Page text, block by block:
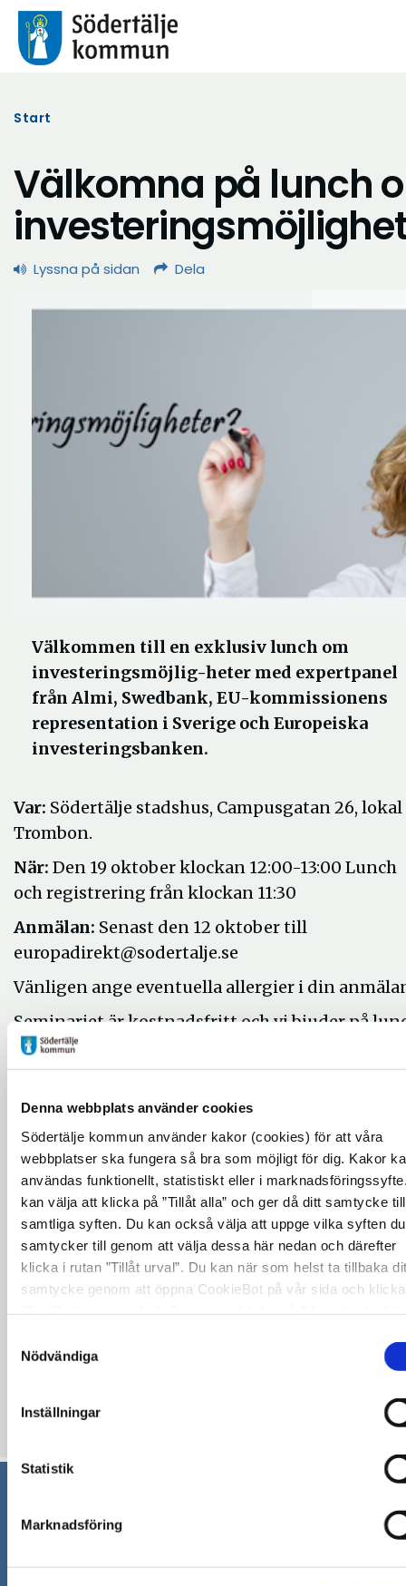
Denna webbplats använder cookies
Södertälje kommun använder kakor (cookies) för att våra
webbplatser ska fungera så bra som möjligt för dig. Kakor
användas funktionellt, statistiskt eller i
kan välja att klicka på ”Tillåt alla” och ger då ditt samtycke till
samtliga syften. Du kan också välja att uppge vilka syften du
samtycker till genom att välja dessa här nedan och därefter
klicka i rutan ”Tillåt urval”. Du kan när som helst ta tillbaka
samtycke genom att öppna CookieBot på vår sida och
inhämtar och behandlar personuppgifter.
Nödvändiga
Inställningar
Statistik
Marknadsföring
Start
Välkomna på lunch
Lyssna på sidan Dela
Välkommen till en exklusiv lunch om
investeringsmöjlig-heter med expertpanel
från Almi, Swedbank, EU-kommissionens
representation i Sverige och Europeiska
investeringsbanken.
Var: Södertälje stadshus, Campusgatan 26, lokal
Trombon.
När: Den 19 oktober klockan 12:00-13:00 Lunch
och registrering från klockan 11:30
Anmälan: Senast den 12 oktober till
europadirekt@sodertalje.se
Vänligen ange eventuella allergier i din
Seminariet är kostnadsfritt och vi bjuder på
Bonus!
möjlighet att anmäla dig till Mångfaldsdagen, i
med temat HBTQ. Mångfaldsdagen är en
återkommande kompetensutvecklingsdag i
mångfaldsfrågor för chefer, fackliga och HR-
personal i medlemsorganisationerna Scania,
Zeneca, Södertälje Sjukhus, Telge AB och
Södertälje kommun.
Den 19 oktober, klockan 13:15-16:30(Samma
Ange när du anmäler dig om du även vill delta i
Uppdaterad: 2017-10-02
Södertälje kommun